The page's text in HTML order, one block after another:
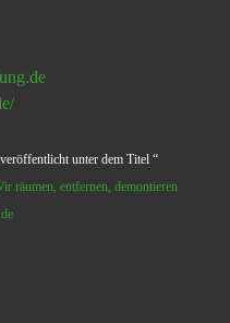
unter dem Titel “
räumen, entfernen, demontieren